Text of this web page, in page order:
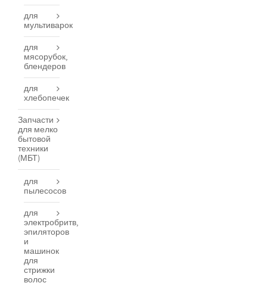
для
мультиварок
для
мясорубок,
блендеров
для
хлебопечек
Запчасти
для мелко
бытовой
техники
(МБТ)
для
пылесосов
для
электробритв,
эпиляторов
и
машинок
для
стрижки
волос